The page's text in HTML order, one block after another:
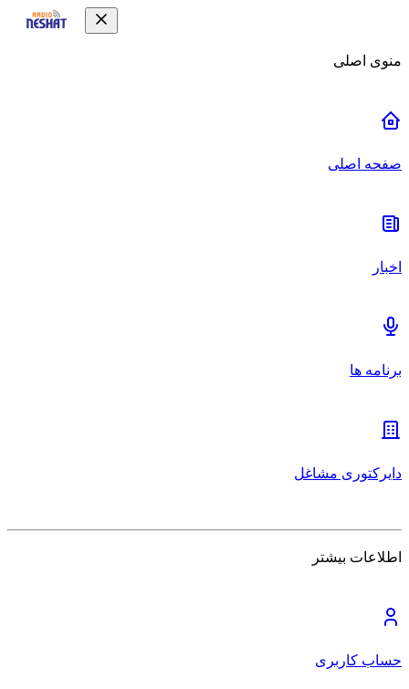
منوی اصلی
صفحه اصلی
اخبار
برنامه ها
دایرکتوری مشاغل
اطلاعات بیشتر
حساب کاربری